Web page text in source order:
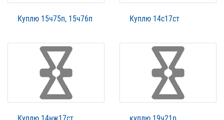
Куплю 15ч75п, 15ч76п Куплю 14с17ст